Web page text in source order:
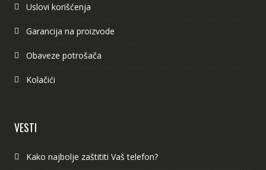
Uslovi korišćenja
Garancija na proizvode
Obaveze potrošača
Kolačići
VESTI
Kako najbolje zaštititi Vaš telefon?